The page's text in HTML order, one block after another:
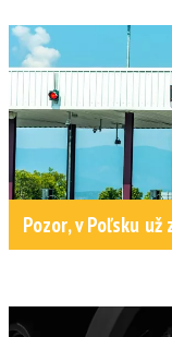
Pozor, v Poľsku